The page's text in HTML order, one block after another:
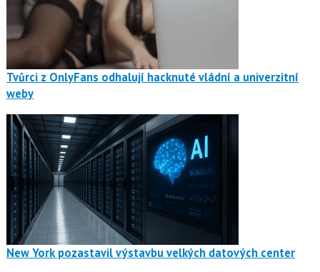
Tvůrci z OnlyFans odhalují hacknuté vládní a univerzitní
weby
New York pozastavil výstavbu velkých datových center